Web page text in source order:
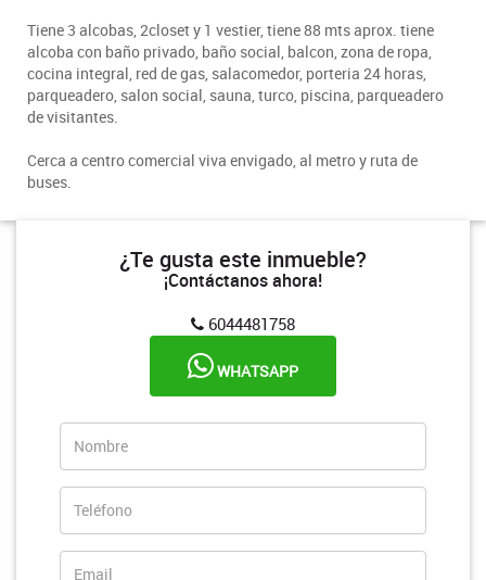
Tiene 3 alcobas, 2closet y 1 vestier, tiene 88 mts aprox. tiene
alcoba con baño privado, baño social, balcon, zona de ropa,
cocina integral, red de gas, salacomedor, porteria 24 horas,
parqueadero, salon social, sauna, turco, piscina, parqueadero
de visitantes.
Cerca a centro comercial viva envigado, al metro y ruta de
buses.
¿Te gusta este inmueble?
¡Contáctanos ahora!
6044481758
WHATSAPP